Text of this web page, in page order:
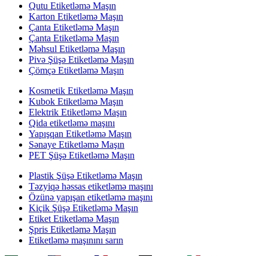
Qutu Etiketləmə Maşın
Karton Etiketləmə Maşın
Çanta Etiketləmə Maşın
Çanta Etiketləmə Maşın
Məhsul Etiketləmə Maşın
Pivə Şüşə Etiketləmə Maşın
Çömçə Etiketləmə Maşın
Kosmetik Etiketləmə Maşın
Kubok Etiketləmə Maşın
Elektrik Etiketləmə Maşın
Qida etiketləmə maşını
Yapışqan Etiketləmə Maşın
Sənaye Etiketləmə Maşın
PET Şüşə Etiketləmə Maşın
Plastik Şüşə Etiketləmə Maşın
Təzyiqə həssas etiketləmə maşını
Özünə yapışan etiketləmə maşını
Kiçik Şüşə Etiketləmə Maşın
Etiket Etiketləmə Maşın
Şpris Etiketləmə Maşın
Etiketləmə maşınını sarın